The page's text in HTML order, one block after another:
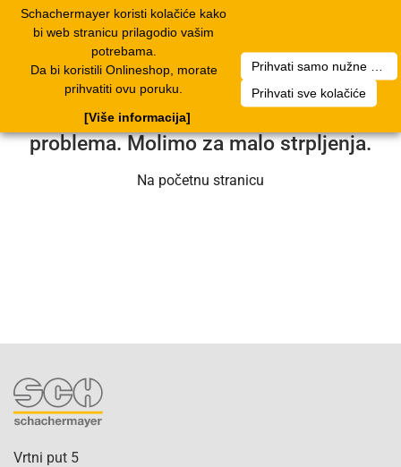
Schachermayer koristi kolačiće kako
bi web stranicu prilagodio vašim
potrebama.
Da bi koristili Onlineshop, morate
prihvatiti ovu poruku.
Prihvati sve kolačiće
[Više informacija]
Nažalost, došlo je do pogreške. Naš
servisni tim radi na rješavanju
problema. Molimo za malo strpljenja.
Na početnu stranicu
Vrtni put 5